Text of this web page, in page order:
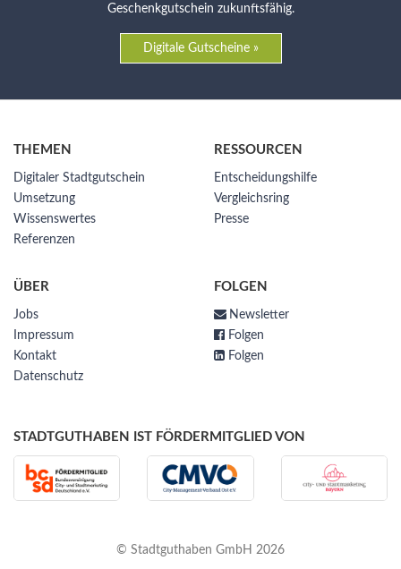
Geschenkgutschein zukunftsfähig.
Digitale Gutscheine »
THEMEN
Digitaler Stadtgutschein
Umsetzung
Wissenswertes
Referenzen
RESSOURCEN
Entscheidungshilfe
Vergleichsring
Presse
ÜBER
Jobs
Impressum
Kontakt
Datenschutz
FOLGEN
Newsletter
Folgen
Folgen
STADTGUTHABEN IST FÖRDERMITGLIED VON
© Stadtguthaben GmbH 2026